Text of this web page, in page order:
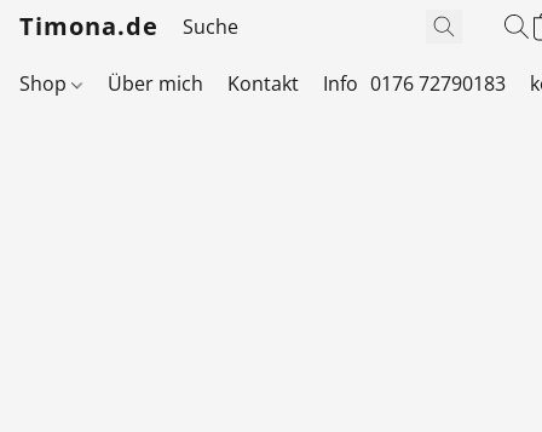
Timona.de
Shop Über mich Kontakt Info 0176 72790183